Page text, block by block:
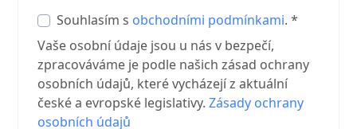
Souhlasím s obchodními podmínkami. *
Vaše osobní údaje jsou u nás v bezpečí,
zpracováváme je podle našich zásad ochrany
osobních údajů, které vycházejí z aktuální
české a evropské legislativy.Zásady ochrany
osobních údajů